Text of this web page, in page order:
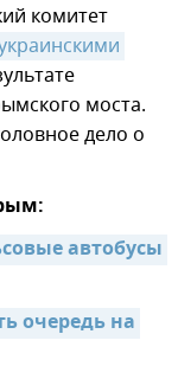
комитет
моста.
дело о
автобусы
очередь на